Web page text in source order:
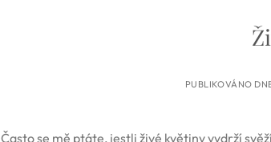
PUBLIKOVÁNO
Často se mě ptáte, jestli živé květiny vydrží